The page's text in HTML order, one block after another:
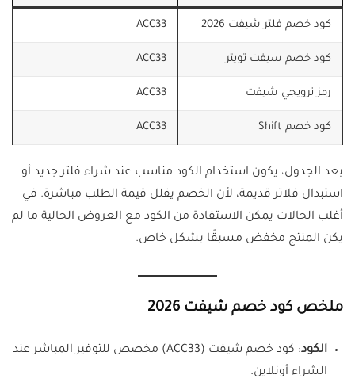
كود خصم فلتر شيفت 2026 ACC33
كود خصم سيفت تويتر ACC33
رمز ترويجي شيفت ACC33
كود خصم Shift ACC33
بعد الجدول، يكون استخدام الكود مناسب عند شراء فلتر جديد أو
استبدال فلاتر قديمة، لأن الخصم يقلل قيمة الطلب مباشرة. في
أغلب الحالات يمكن الاستفادة من الكود مع العروض الحالية ما لم
يكن المنتج مخفض مسبقًا بشكل خاص.
ملخص كود خصم شيفت 2026
الكود
: كود خصم شيفت (ACC33) مخصص للتوفير المباشر عند
الشراء أونلاين.